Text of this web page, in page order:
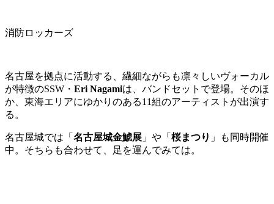
消防ロッカーズ
名古屋を拠点に活動する、繊細ながらも凛々しいヴォーカル
が特徴のSSW・ Eri Nagamiは、バンドセットで登場。そのほ
か、東海エリアにゆかりのある11組のアーティストが出演す
る。
名古屋城では「 名古屋城金鯱展 」や「 桜まつり 」も同時開催
中。そちらも合わせて、足を運んでみては。